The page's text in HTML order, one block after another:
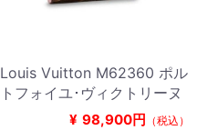
Louis Vuitton M62360 ポル
トフォイユ･ヴィクトリーヌ
¥ 98,900円 （税込）